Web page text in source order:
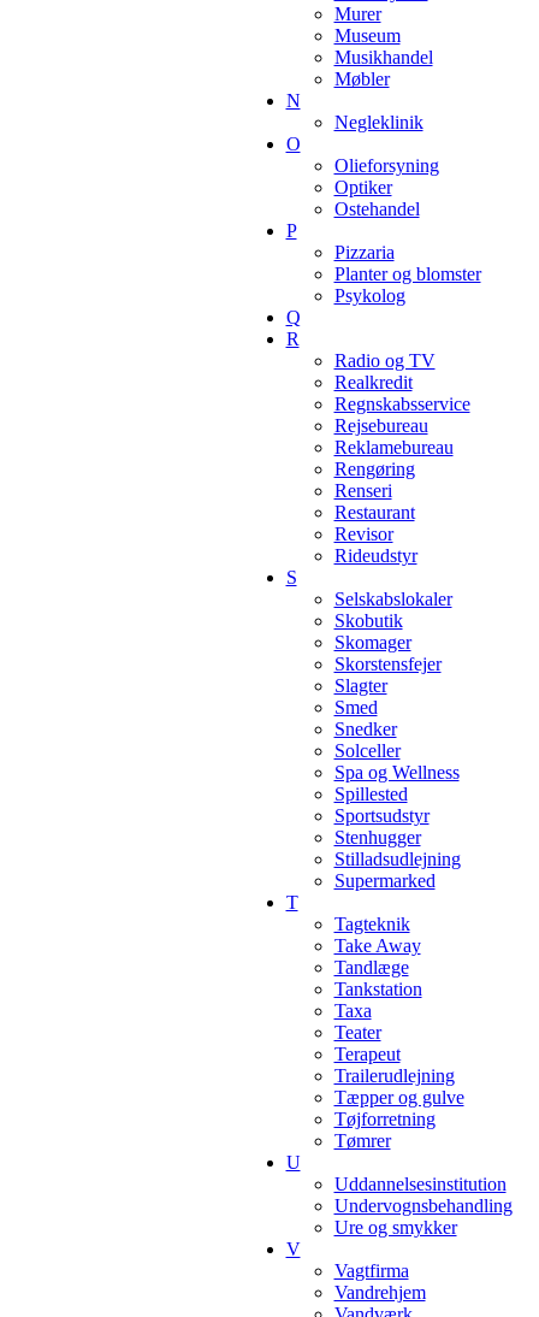
Murer
Museum
Musikhandel
Møbler
N
Negleklinik
O
Olieforsyning
Optiker
Ostehandel
P
Pizzaria
Planter og blomster
Psykolog
Q
R
Radio og TV
Realkredit
Regnskabsservice
Rejsebureau
Reklamebureau
Rengøring
Renseri
Restaurant
Revisor
Rideudstyr
S
Selskabslokaler
Skobutik
Skomager
Skorstensfejer
Slagter
Smed
Snedker
Solceller
Spa og Wellness
Spillested
Sportsudstyr
Stenhugger
Stilladsudlejning
Supermarked
T
Tagteknik
Take Away
Tandlæge
Tankstation
Taxa
Teater
Terapeut
Trailerudlejning
Tæpper og gulve
Tøjforretning
Tømrer
U
Uddannelsesinstitution
Undervognsbehandling
Ure og smykker
V
Vagtfirma
Vandrehjem